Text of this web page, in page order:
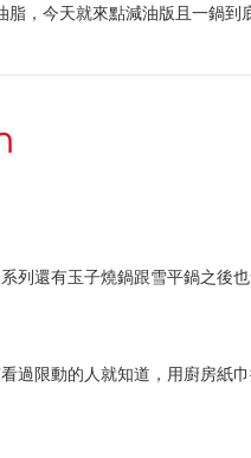
，今天就來點減油版且一鍋到
列還有玉子燒鍋跟雪平鍋之後
限動的人就知道，用廚房紙巾